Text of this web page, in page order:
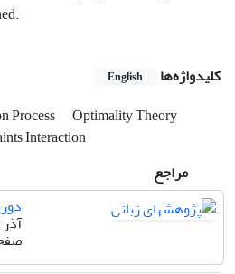
کلیدواژه‌ها English
Process
Optimality Theory
Interaction
مراجع
دوره 7،
آذر 1395